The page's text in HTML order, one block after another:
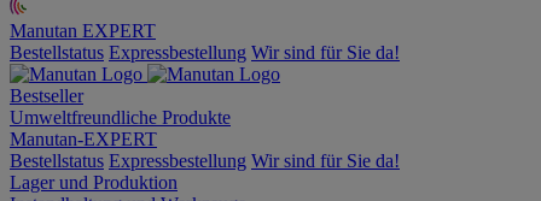
Manutan EXPERT
Bestellstatus Expressbestellung Wir sind für Sie da!
Bestseller
Umweltfreundliche Produkte
Manutan-EXPERT
Bestellstatus Expressbestellung Wir sind für Sie da!
Lager und Produktion